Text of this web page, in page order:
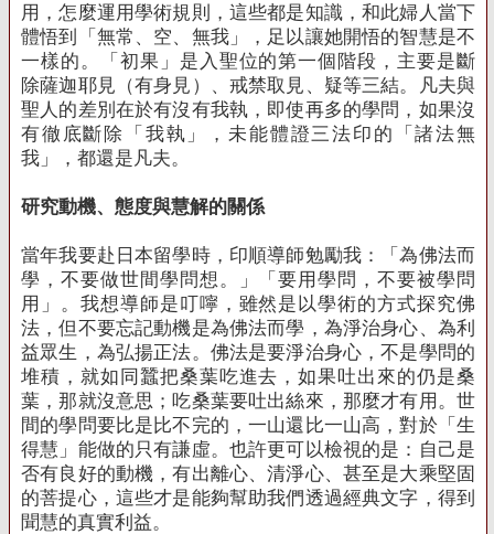
用，怎麼運用學術規則，這些都是知識，和此婦人當下
體悟到「無常、空、無我」，足以讓她開悟的智慧是不
一樣的。「初果」是入聖位的第一個階段，主要是斷
除薩迦耶見（有身見）、戒禁取見、疑等三結。凡夫與
聖人的差別在於有沒有我執，即使再多的學問，如果沒
有徹底斷除「我執」，未能體證三法印的「諸法無
我」，都還是凡夫。
研究動機、態度與慧解的關係
當年我要赴日本留學時，印順導師勉勵我：「為佛法而
學，不要做世間學問想。」「要用學問，不要被學問
用」。我想導師是叮嚀，雖然是以學術的方式探究佛
法，但不要忘記動機是為佛法而學，為淨治身心、為利
益眾生，為弘揚正法。佛法是要淨治身心，不是學問的
堆積，就如同蠶把桑葉吃進去，如果吐出來的仍是桑
葉，那就沒意思；吃桑葉要吐出絲來，那麼才有用。世
間的學問要比是比不完的，一山還比一山高，對於「生
得慧」能做的只有謙虛。也許更可以檢視的是：自己是
否有良好的動機，有出離心、清淨心、甚至是大乘堅固
的菩提心，這些才是能夠幫助我們透過經典文字，得到
聞慧的真實利益。